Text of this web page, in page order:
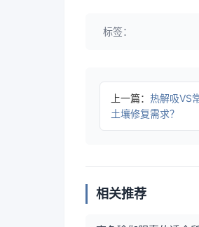
标签：
上一篇： 热解吸VS
土壤修复需求？
相关推荐